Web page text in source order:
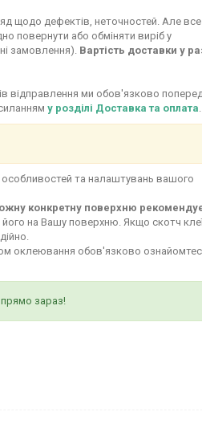
щодо дефектів, неточностей. Але
повернути або обміняти виріб у
замовлення). Вартість доставки у
відправлення ми обов'язково
у розділі Доставка та оплата
особливостей та налаштувань вашого
конкретну поверхню
на Вашу поверхню. Якщо скотч
оклеювання обов'язково
зараз!